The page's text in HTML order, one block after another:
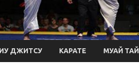
ДЖИТСУ КАРАТЕ МУАЙ ТАЙ